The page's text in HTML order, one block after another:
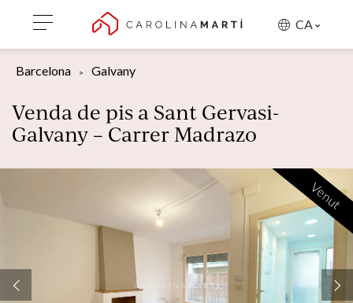
CA
Barcelona Galvany
Venda de pis a Sant Gervasi-
Galvany – Carrer Madrazo
Venut